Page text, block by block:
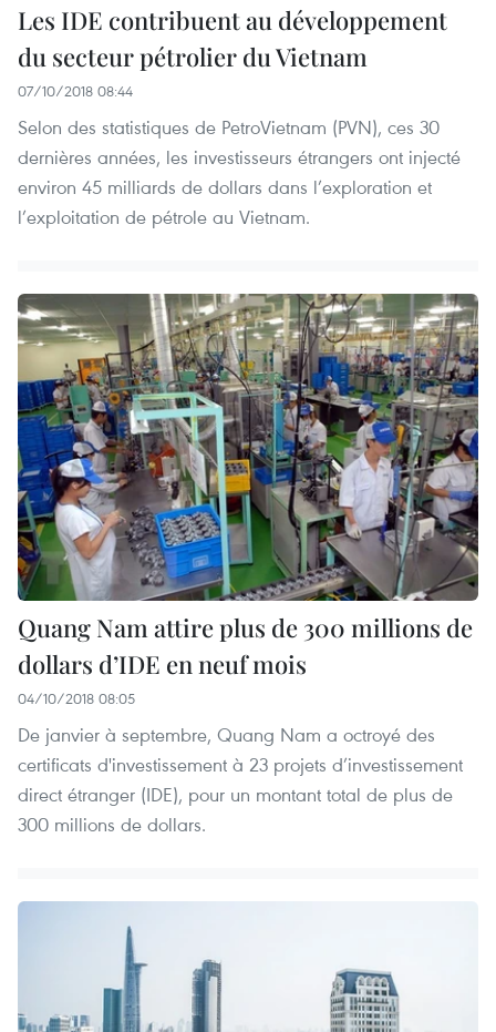
Les IDE contribuent au développement
du secteur pétrolier du Vietnam
07/10/2018 08:44
Selon des statistiques de PetroVietnam (PVN), ces 30
dernières années, les investisseurs étrangers ont injecté
environ 45 milliards de dollars dans l’exploration et
l’exploitation de pétrole au Vietnam.
Quang Nam attire plus de 300 millions de
dollars d’IDE en neuf mois
04/10/2018 08:05
De janvier à septembre, Quang Nam a octroyé des
certificats d'investissement à 23 projets d’investissement
direct étranger (IDE), pour un montant total de plus de
300 millions de dollars.